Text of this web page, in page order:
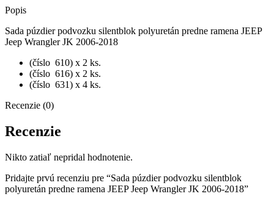
2006-
Popis
Sada púzdier podvozku silentblok polyuretán predne ramena JEEP
Jeep Wrangler JK 2006-2018
(číslo 610) x 2 ks.
(číslo 616) x 2 ks.
(číslo 631) x 4 ks.
Recenzie (0)
Recenzie
Nikto zatiaľ nepridal hodnotenie.
Pridajte prvú recenziu pre “Sada púzdier podvozku silentblok
polyuretán predne ramena JEEP Jeep Wrangler JK 2006-2018”